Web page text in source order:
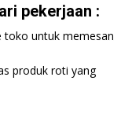
pekerjaan :
toko untuk memesan
produk roti yang